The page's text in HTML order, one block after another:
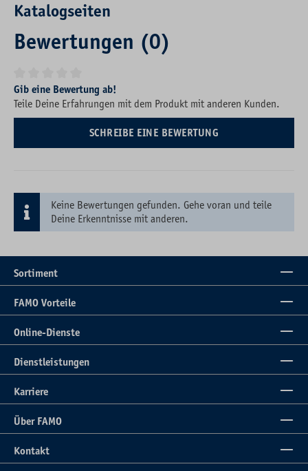
Katalogseiten
Bewertungen (0)
Durchschnittliche Bewertung von 0 von 5 Sternen
Gib eine Bewertung ab!
Teile Deine Erfahrungen mit dem Produkt mit anderen Kunden.
SCHREIBE EINE BEWERTUNG
Keine Bewertungen gefunden. Gehe voran und teile
Deine Erkenntnisse mit anderen.
Sortiment
FAMO Vorteile
Online-Dienste
Dienstleistungen
Karriere
Über FAMO
Kontakt